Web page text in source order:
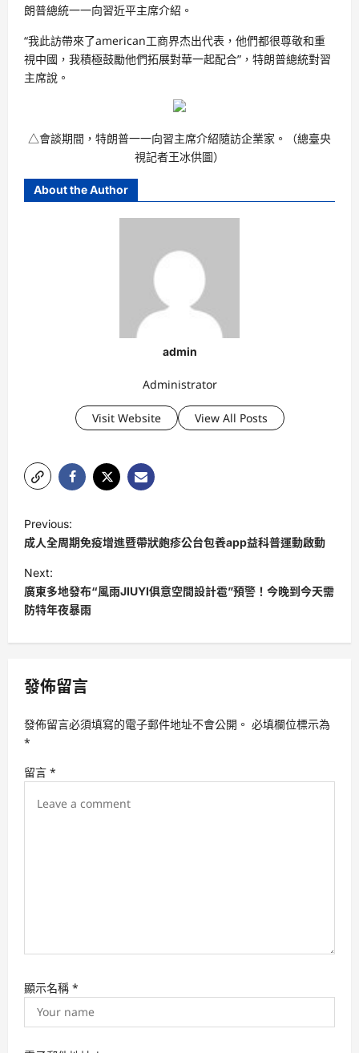
朗普總統一一向習近平主席介紹。
“我此訪帶來了american工商界杰出代表，他們都很尊敬和重
視中國，我積極鼓勵他們拓展對華一起配合”，特朗普總統對習
主席說。
△會談期間，特朗普一一向習主席介紹隨訪企業家。（總臺央
視記者王冰供圖）
About the Author
admin
Administrator
Visit Website View All Posts
o
s
t
n
a
i
a
t
i
Previous:
成人全周期免疫增進暨帶狀皰疹公台包養app益科普運動啟動
Next:
廣東多地發布“風雨JIUYI俱意空間設計雹”預警！今晚到今天需
防特年夜暴雨
發佈留言
發佈留言必須填寫的電子郵件地址不會公開。 必填欄位標示為
*
留言 *
顯示名稱 *